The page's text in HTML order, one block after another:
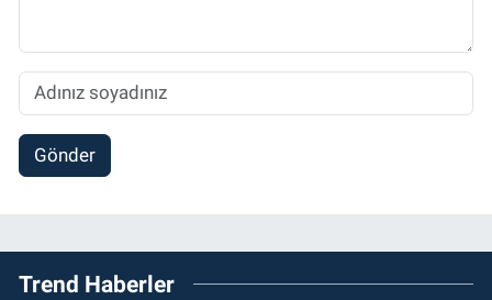
Gönder
Trend Haberler